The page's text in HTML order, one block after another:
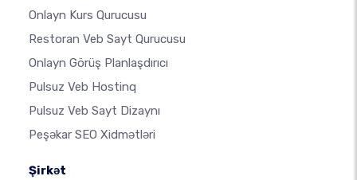
Onlayn Kurs Qurucusu
Restoran Veb Sayt Qurucusu
Onlayn Görüş Planlaşdırıcı
Pulsuz Veb Hostinq
Pulsuz Veb Sayt Dizaynı
Peşəkar SEO Xidmətləri
Şirkət